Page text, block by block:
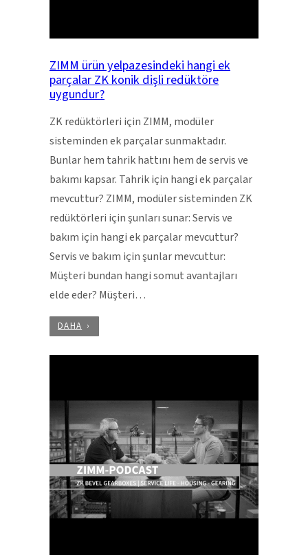
ZIMM ürün yelpazesindeki hangi ek
parçalar ZK konik dişli redüktöre
uygundur?
ZK redüktörleri için ZIMM, modüler
sisteminden ek parçalar sunmaktadır.
Bunlar hem tahrik hattını hem de servis ve
bakımı kapsar. Tahrik için hangi ek parçalar
mevcuttur? ZIMM, modüler sisteminden ZK
redüktörleri için şunları sunar: Servis ve
bakım için hangi ek parçalar mevcuttur?
Servis ve bakım için şunlar mevcuttur:
Müşteri bundan hangi somut avantajları
elde eder? Müşteri…
DAHA